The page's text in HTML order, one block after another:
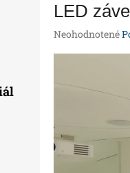
LED
Priemerné
hviezdičiek.
Neohodnotené